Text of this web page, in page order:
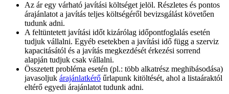
Az ár egy várható javítási költséget jelöl. Részletes és pontos
árajánlatot a javítás teljes költségéről bevizsgálást követően
tudunk adni.
A feltüntetett javítási időt kizárólag időpontfoglalás esetén
tudjuk vállalni. Egyéb esetekben a javítási idő függ a szerviz
kapacitásától és a javítás megkezdését érkezési sorrend
alapján tudjuk csak vállalni.
Összetett probléma esetén (pl.: több alkatrész meghibásodása)
javasoljuk árajánlatkérő űrlapunk kitöltését, ahol a listaáraktól
eltérő egyedi árajánlatot tudunk adni.